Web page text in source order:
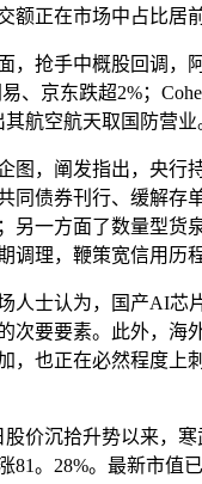
额正在市场中占比居前
抢手中概股回调，
、京东跌超2%；
航空航天取国防营业
，阐发指出，央行
同债券刊行、缓解存
另一方面了数量型货
调理，鞭策宽信用历程
士认为，国产AI芯
次要要素。此外，海
，也正在必然程度上
沉拾升势以来，寒
81。28%。最新市值已